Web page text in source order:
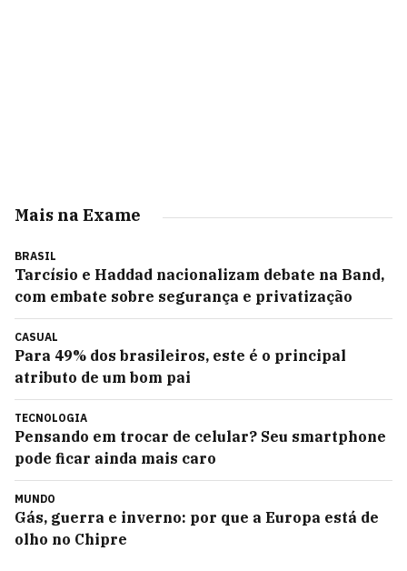
Mais na Exame
BRASIL
Tarcísio e Haddad nacionalizam debate na Band,
com embate sobre segurança e privatização
CASUAL
Para 49% dos brasileiros, este é o principal
atributo de um bom pai
TECNOLOGIA
Pensando em trocar de celular? Seu smartphone
pode ficar ainda mais caro
MUNDO
Gás, guerra e inverno: por que a Europa está de
olho no Chipre